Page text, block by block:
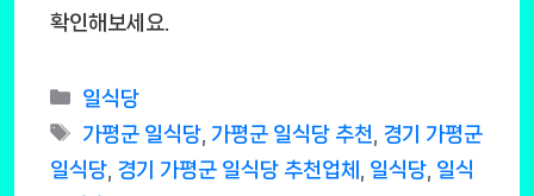
확인해보세요.
Categories
일식당
Tags
가평군 일식당 가평군 일식당 추천
경기 가평군
일식당 경기 가평군 일식당 추천업체 일식당 일식